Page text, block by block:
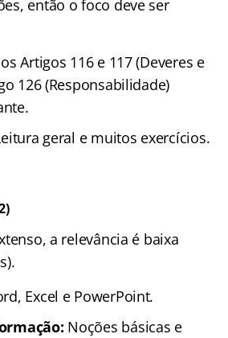
então o foco deve ser
Artigos 116 e 117 (Deveres e
126 (Responsabilidade)
geral e muitos exercícios.
a relevância é baixa
.
Excel e PowerPoint.
Noções básicas e